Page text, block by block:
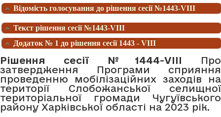
Відомість голосування до рішення сесії №1443-VIII
Текст рішення сесії №1443-VIII
Додаток № 1 до рішення сесії 1443 - VIII
Рішення сесії №1444-VIII Про
затвердження Програми сприяння
проведенню мобілізаційних заходів на
території Слобожанської селищної
територіальної громади Чугуївського
району Харківської області на 2023 рік.